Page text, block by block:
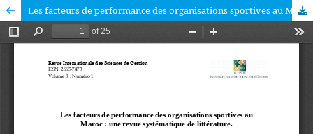
Les facteurs de performance des organisations sportives au Maroc : une revue systématique de littérature